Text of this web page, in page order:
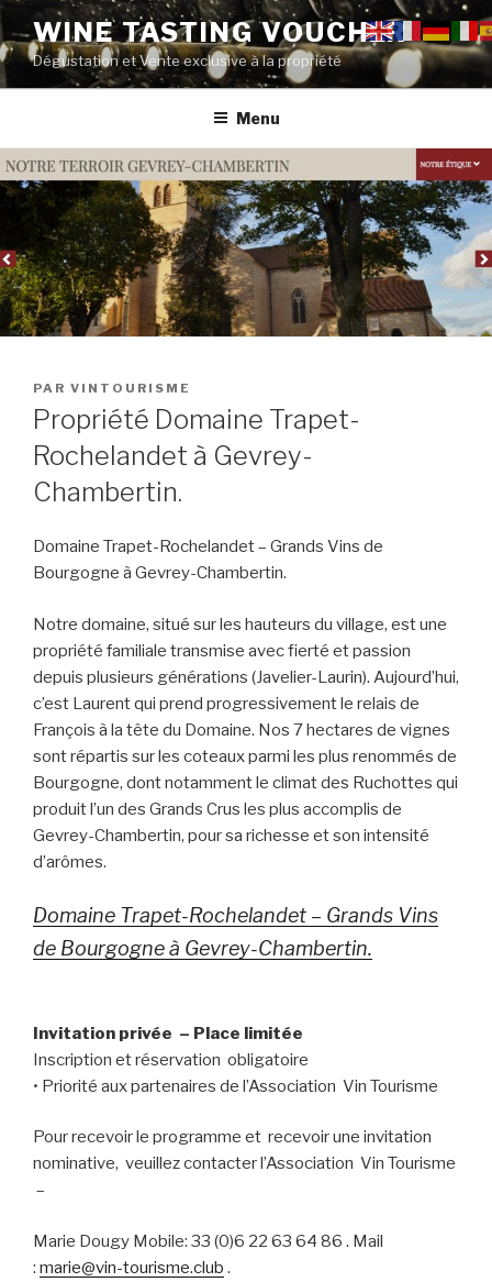
Aller
au
contenu
principal
WINE TASTING VOUCHER
Dégustation et Vente exclusive à la propriété
Menu
PUBLIÉ
LE
PAR VINTOURISME
Propriété Domaine Trapet-
Rochelandet à Gevrey-
Chambertin.
Domaine Trapet-Rochelandet – Grands Vins de
Bourgogne à Gevrey-Chambertin.
Notre domaine, situé sur les hauteurs du village, est une
propriété familiale transmise avec fierté et passion
depuis plusieurs générations (Javelier-Laurin). Aujourd’hui,
c’est Laurent qui prend progressivement le relais de
François à la tête du Domaine. Nos 7 hectares de vignes
sont répartis sur les coteaux parmi les plus renommés de
Bourgogne, dont notamment le climat des Ruchottes qui
produit l’un des Grands Crus les plus accomplis de
Gevrey-Chambertin, pour sa richesse et son intensité
d’arômes.
Domaine Trapet-Rochelandet – Grands Vins
de Bourgogne à Gevrey-Chambertin.
Invitation privée – Place limitée
Inscription et réservation obligatoire
• Priorité aux partenaires de l’Association Vin Tourisme
Pour recevoir le programme et recevoir une invitation
nominative, veuillez contacter l’Association Vin Tourisme
–
Marie Dougy Mobile: 33 (0)6 22 63 64 86 . Mail
: marie@vin-tourisme.club .